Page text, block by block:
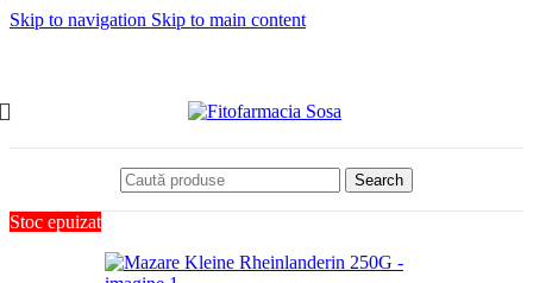
Skip to navigation Skip to main content
Search
Stoc epuizat